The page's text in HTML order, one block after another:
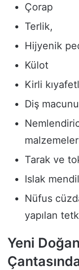
Çorap
Terlik,
Hijyenik
Külot
Kirli
Diş
Tarak ve
Islak
Nüfus
yapılan
Yeni